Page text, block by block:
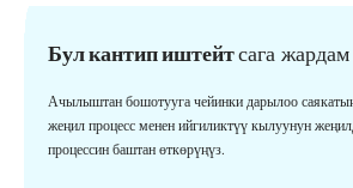
Бул кантип иштейтсага
Ачылыштан бошотууга чейинки дарылоо
жеңил процесс менен ийгиликтүү кылуунун
процессин баштан өткөрүңүз.